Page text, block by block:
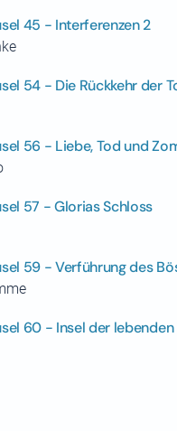
45 - Interferenzen 2
54 - Die Rückkehr der
Dreamland Grusel
57 - Glorias Schloss
59 - Verführung des
60 - Insel der lebenden